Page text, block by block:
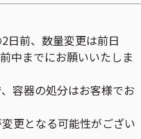
日前、数量変更は前日
中までにお願いいたしま
容器の処分はお客様でお
更となる可能性がござい